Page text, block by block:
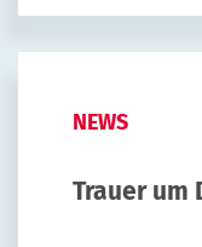
NEWS
Trauer um